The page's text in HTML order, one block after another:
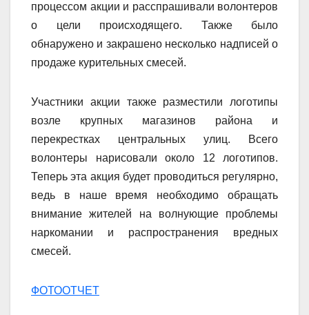
процессом акции и расспрашивали волонтеров
о цели происходящего. Также было
обнаружено и закрашено несколько надписей о
продаже курительных смесей.
Участники акции также разместили логотипы
возле крупных магазинов района и
перекрестках центральных улиц. Всего
волонтеры нарисовали около 12 логотипов.
Теперь эта акция будет проводиться регулярно,
ведь в наше время необходимо обращать
внимание жителей на волнующие проблемы
наркомании и распространения вредных
смесей.
ФОТООТЧЕТ